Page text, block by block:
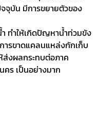
จุบัน มีการขยายตัวของ
ทำให้เกิดปัญหาน้ำท่วมขัง
รขาดแคลนแหล่งกักเก็บ
ส่งผลกระทบต่อภาค
ร เป็นอย่างมาก